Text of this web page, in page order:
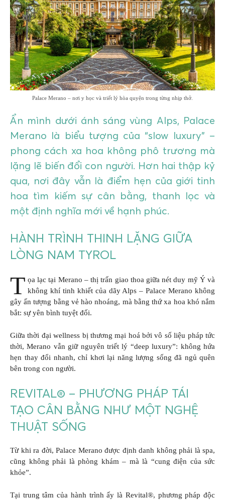
GIÁO DỤC
KỲ NGHỈ & ĐIỂM ĐẾN
QUÀ TẶNG & SỰ KIỆN
LIÊN HỆ
Palace Merano – nơi y học và triết lý hòa quyện trong từng nhịp thở.
Ẩn mình dưới ánh sáng vùng Alps, Palace
Merano là biểu tượng của “slow luxury” –
phong cách xa hoa không phô trương mà
lặng lẽ biến đổi con người. Hơn hai thập kỷ
qua, nơi đây vẫn là điểm hẹn của giới tinh
hoa tìm kiếm sự cân bằng, thanh lọc và
một định nghĩa mới về hạnh phúc.
HÀNH TRÌNH THINH LẶNG GIỮA
LÒNG NAM TYROL
T ọa lạc tại Merano – thị trấn giao thoa giữa nét duy mỹ Ý và
không khí tinh khiết của dãy Alps – Palace Merano không
gây ấn tượng bằng vẻ hào nhoáng, mà bằng thứ xa hoa khó nắm
bắt: sự yên bình tuyệt đối.
Giữa thời đại wellness bị thương mại hoá bởi vô số liệu pháp tức
thời, Merano vẫn giữ nguyên triết lý “deep luxury”: không hứa
hẹn thay đổi nhanh, chỉ khơi lại năng lượng sống đã ngủ quên
bên trong con người.
REVITAL® – PHƯƠNG PHÁP TÁI
TẠO CÂN BẰNG NHƯ MỘT NGHỆ
THUẬT SỐNG
Từ khi ra đời, Palace Merano được định danh không phải là spa,
cũng không phải là phòng khám – mà là “cung điện của sức
khỏe”.
Tại trung tâm của hành trình ấy là Revital®, phương pháp độc